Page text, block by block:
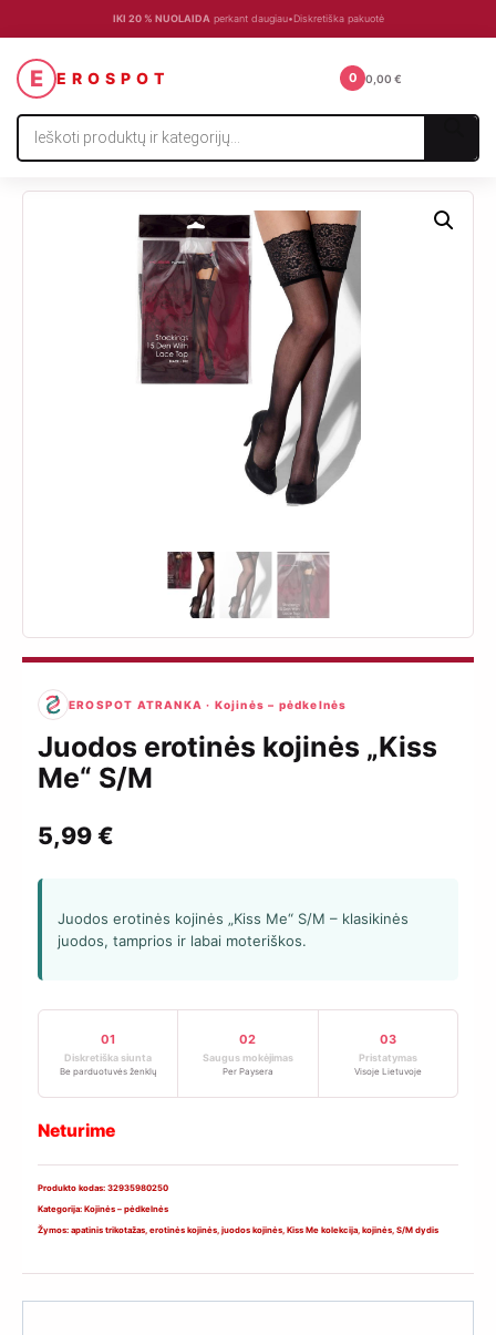
IKI 20 % NUOLAIDA perkant daugiau•Diskretiška pakuotė
E EROSPOT
Products
search
0 0,00 €
EROSPOT ATRANKA · Kojinės – pėdkelnės
Juodos erotinės kojinės „Kiss
Me“ S/M
5,99€
Juodos erotinės kojinės „Kiss Me“ S/M – klasikinės
juodos, tamprios ir labai moteriškos.
01
Diskretiška siunta
Be parduotuvės ženklų
02
Saugus mokėjimas
Per Paysera
03
Pristatymas
Visoje Lietuvoje
Neturime
Produkto kodas: 32935980250
Kategorija: Kojinės – pėdkelnės
Žymos: apatinis trikotažas erotinės kojinės juodos kojinės Kiss Me kolekcija kojinės S/M dydis